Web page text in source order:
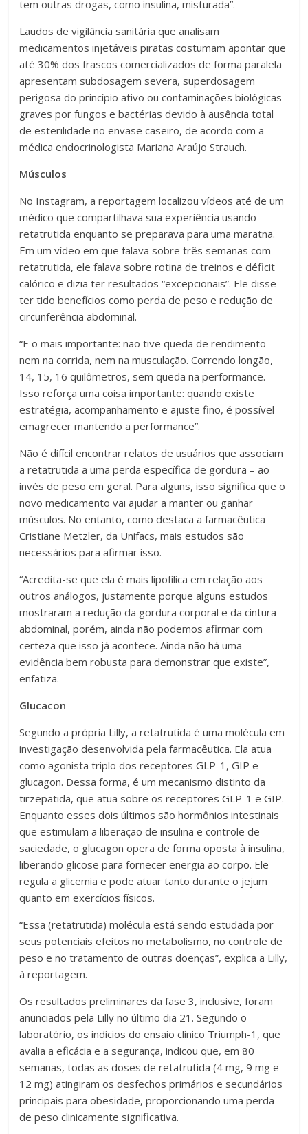
tem outras drogas, como insulina, misturada”.
Laudos de vigilância sanitária que analisam
medicamentos injetáveis piratas costumam apontar que
até 30% dos frascos comercializados de forma paralela
apresentam subdosagem severa, superdosagem
perigosa do princípio ativo ou contaminações biológicas
graves por fungos e bactérias devido à ausência total
de esterilidade no envase caseiro, de acordo com a
médica endocrinologista Mariana Araújo Strauch.
Músculos
No Instagram, a reportagem localizou vídeos até de um
médico que compartilhava sua experiência usando
retatrutida enquanto se preparava para uma maratna.
Em um vídeo em que falava sobre três semanas com
retatrutida, ele falava sobre rotina de treinos e déficit
calórico e dizia ter resultados “excepcionais”. Ele disse
ter tido benefícios como perda de peso e redução de
circunferência abdominal.
“E o mais importante: não tive queda de rendimento
nem na corrida, nem na musculação. Correndo longão,
14, 15, 16 quilômetros, sem queda na performance.
Isso reforça uma coisa importante: quando existe
estratégia, acompanhamento e ajuste fino, é possível
emagrecer mantendo a performance”.
Não é difícil encontrar relatos de usuários que associam
a retatrutida a uma perda específica de gordura – ao
invés de peso em geral. Para alguns, isso significa que o
novo medicamento vai ajudar a manter ou ganhar
músculos. No entanto, como destaca a farmacêutica
Cristiane Metzler, da Unifacs, mais estudos são
necessários para afirmar isso.
“Acredita-se que ela é mais lipofílica em relação aos
outros análogos, justamente porque alguns estudos
mostraram a redução da gordura corporal e da cintura
abdominal, porém, ainda não podemos afirmar com
certeza que isso já acontece. Ainda não há uma
evidência bem robusta para demonstrar que existe”,
enfatiza.
Glucacon
Segundo a própria Lilly, a retatrutida é uma molécula em
investigação desenvolvida pela farmacêutica. Ela atua
como agonista triplo dos receptores GLP-1, GIP e
glucagon. Dessa forma, é um mecanismo distinto da
tirzepatida, que atua sobre os receptores GLP-1 e GIP.
Enquanto esses dois últimos são hormônios intestinais
que estimulam a liberação de insulina e controle de
saciedade, o glucagon opera de forma oposta à insulina,
liberando glicose para fornecer energia ao corpo. Ele
regula a glicemia e pode atuar tanto durante o jejum
quanto em exercícios físicos.
“Essa (retatrutida) molécula está sendo estudada por
seus potenciais efeitos no metabolismo, no controle de
peso e no tratamento de outras doenças”, explica a Lilly,
à reportagem.
Os resultados preliminares da fase 3, inclusive, foram
anunciados pela Lilly no último dia 21. Segundo o
laboratório, os indícios do ensaio clínico Triumph-1, que
avalia a eficácia e a segurança, indicou que, em 80
semanas, todas as doses de retatrutida (4 mg, 9 mg e
12 mg) atingiram os desfechos primários e secundários
principais para obesidade, proporcionando uma perda
de peso clinicamente significativa.